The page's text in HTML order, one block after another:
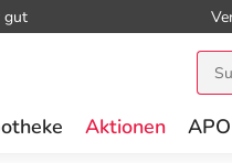
gut
Aktionen